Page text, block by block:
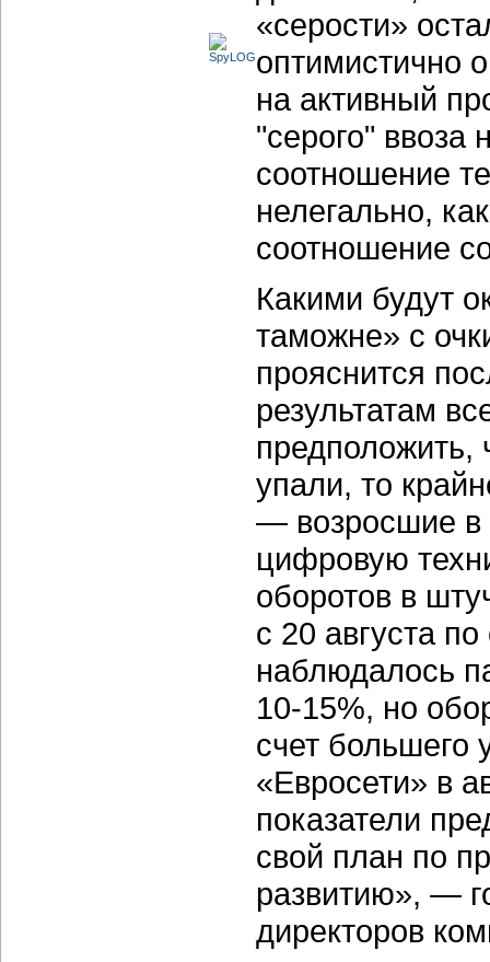
«серости»
оптимистично
на активный
"серого" ввоза
соотношение
нелегально,
соотношение
Какими будут
таможне» с
прояснится
результатам
предположить,
упали, то
— возросшие в
цифровую
оборотов в
с 20 августа
наблюдалось
10-15%, но
счет большего
«Евросети» в
показатели
свой план по
развитию», —
директоров